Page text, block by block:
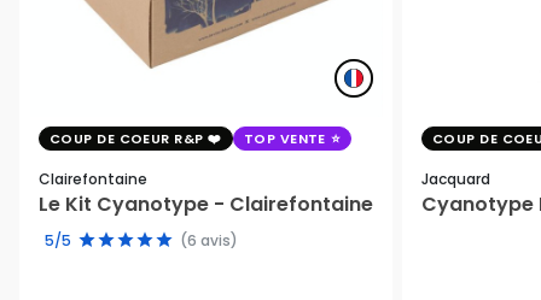
COUP DE COEUR R&P TOP VENTE
Clairefontaine
Le Kit Cyanotype - Clairefontaine
5/5 (6 avis)
COUP DE
Jacquard
Cyanotype